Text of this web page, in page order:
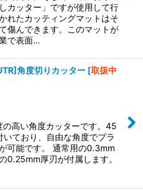
カッター」ですが使用して行
れたカッティングマットはそ
傷んできます。このマットが
で表面…
角度切りカッター [取扱中
高い角度カッターです。 45
いており、自由な角度でプラ
可能です。 通常用の0.3mm
0.25mm厚刃が付属します。